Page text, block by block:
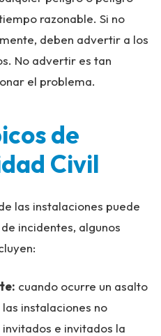
razonable. Si no
deben advertir a los
No advertir es tan
el problema.
de
Civil
las instalaciones puede
incidentes, algunos
cuando ocurre un asalto
instalaciones no
e invitados la